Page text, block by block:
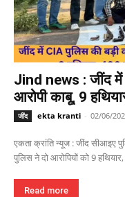
Jind news : जींद में
आरोपी काबू, 9
जींद ekta kranti - 02/06/
एकता क्रांति न्यूज : जींद सीआइए
पुलिस ने दो आरोपियों को 9
Read more